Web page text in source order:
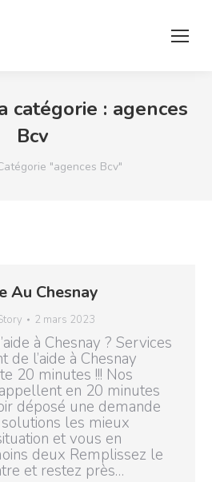
catégorie : agences
Bcv
: "agences Bcv"
Au Chesnay
2 mars 2023
à Chesnay ? Services
de l’aide à Chesnay
20 minutes !!! Nos
en 20 minutes
déposé une demande
les mieux
et vous en
deux Remplissez le
et restez près…